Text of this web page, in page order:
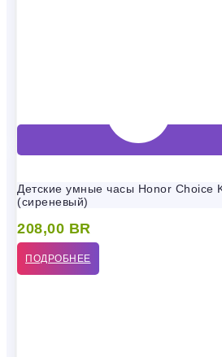
Детские умные часы Honor Choice
(сиреневый)
208,00 BR
ПОДРОБНЕЕ